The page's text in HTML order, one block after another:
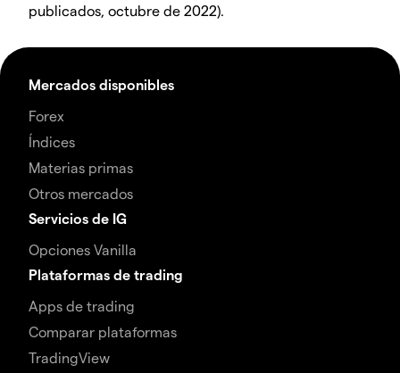
publicados, octubre de 2022).
Mercados disponibles
Forex
Índices
Materias primas
Otros mercados
Servicios de IG
Opciones Vanilla
Plataformas de trading
Apps de trading
Comparar plataformas
TradingView